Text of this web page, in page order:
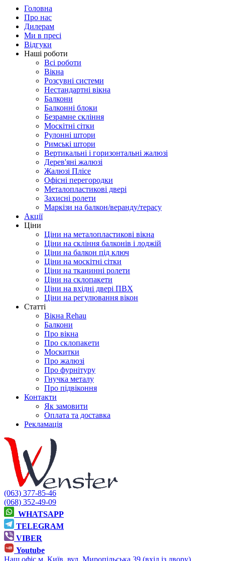
Головна
Про нас
Дилерам
Ми в пресі
Відгуки
Наші роботи
Всі роботи
Вікна
Розсувні системи
Нестандартні вікна
Балкони
Балконні блоки
Безрамне скління
Москітні сітки
Рулонні штори
Римські штори
Вертикальні і горизонтальні жалюзі
Дерев'яні жалюзі
Жалюзі Плісе
Офісні перегородки
Металопластикові двері
Захисні ролети
Маркізи на балкон/веранду/терасу
Акції
Ціни
Ціни на металопластикові вікна
Ціни на скління балконів і лоджій
Ціни на балкон під ключ
Ціни на москітні сітки
Ціни на тканинні ролети
Ціни на склопакети
Ціни на вхідні двері ПВХ
Ціни на регулювання вікон
Cтатті
Вікна Rehau
Балкони
Про вікна
Про склопакети
Москитки
Про жалюзі
Про фурнітуру
Гнучка металу
Про підвіконня
Контакти
Як замовити
Оплата та доставка
Рекламація
(063) 377-85-46
(068) 352-49-09
WHATSAPP
TELEGRAM
VIBER
Youtube
Наш офіс м. Київ, вул. Миропільська 39 (вхід із двору)